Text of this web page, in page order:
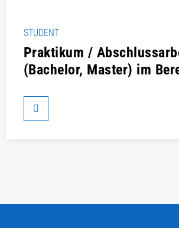
STUDENT
Praktikum /
(Bachelor, Master) im
(m/f/d)